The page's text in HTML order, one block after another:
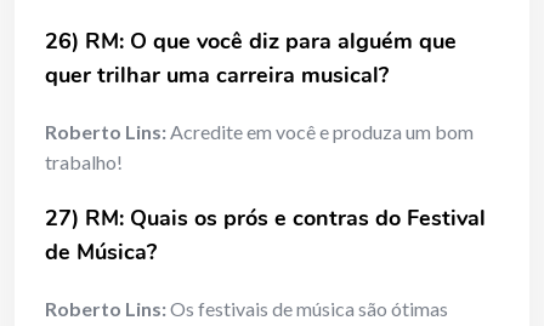
26) RM: O que você diz para alguém que
quer trilhar uma carreira musical?
Roberto Lins:Acredite em você e produza um bom
trabalho!
27) RM: Quais os prós e contras do Festival
de Música?
Roberto Lins:Os festivais de música são ótimas